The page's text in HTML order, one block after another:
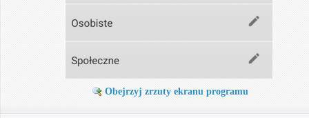
Obejrzyj zrzuty ekranu programu